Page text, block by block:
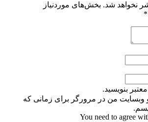
نخواهد شد. بخش‌های موردنیاز
*
بنویسید.
و وبسایت من در مرورگر برای زمانی که
You need to agree